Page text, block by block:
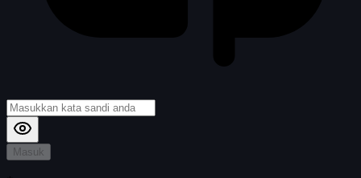
Masuk